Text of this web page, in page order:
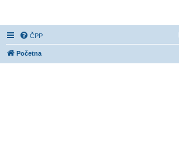
ČPP
Početna